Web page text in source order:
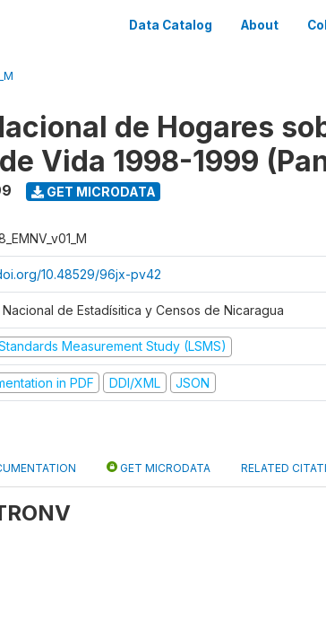
Data Catalog About
de Hogares
Vida 1998-1999
GET MICRODATA
10.48529/96jx-pv42
Nacional de Estadísitica y Censos de Nicaragua
Measurement Study (LSMS)
in PDF DDI/XML JSON
GET MICRODATA RELATED